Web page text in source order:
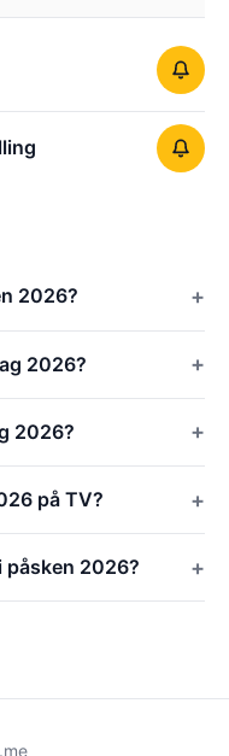
2026?
2026?
2026?
på TV?
påsken 2026?